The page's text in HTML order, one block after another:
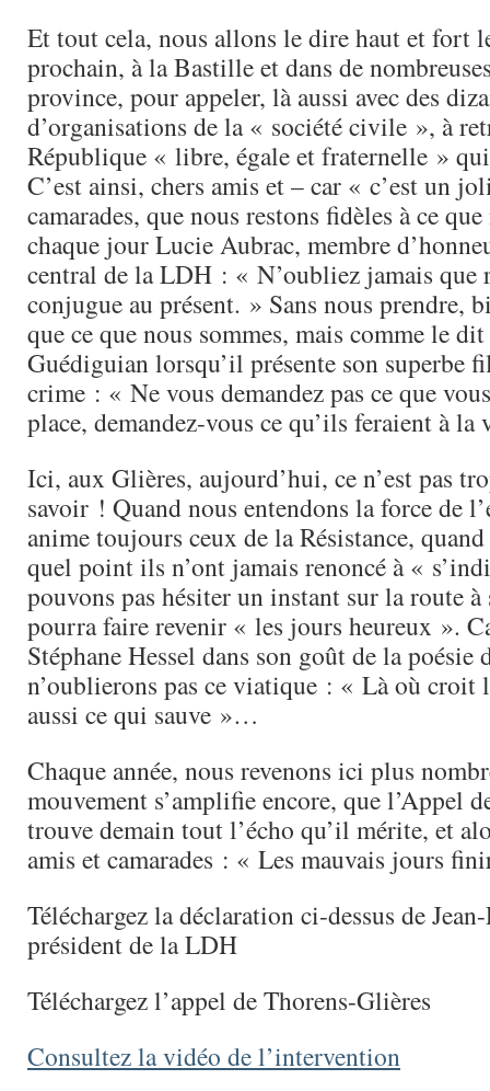
Et tout cela, nous allons le dire haut et fort
prochain, à la Bastille et dans de
province, pour appeler, là aussi avec des
d’organisations de la « société civile », à
République « libre, égale et fraternelle »
C’est ainsi, chers amis et – car « c’est un
camarades, que nous restons fidèles à ce
chaque jour Lucie Aubrac, membre
central de la LDH : « N’oubliez jamais que
conjugue au présent. » Sans nous prendre,
que ce que nous sommes, mais comme le
Guédiguian lorsqu’il présente son superbe
crime : « Ne vous demandez pas ce que
place, demandez-vous ce qu’ils feraient à la
Ici, aux Glières, aujourd’hui, ce n’est pas
savoir ! Quand nous entendons la force de
anime toujours ceux de la Résistance,
quel point ils n’ont jamais renoncé à «
pouvons pas hésiter un instant sur la route
pourra faire revenir « les jours heureux ».
Stéphane Hessel dans son goût de la
n’oublierons pas ce viatique : « Là où croit
aussi ce qui sauve »…
Chaque année, nous revenons ici plus
mouvement s’amplifie encore, que l’Appel
trouve demain tout l’écho qu’il mérite, et
amis et camarades : « Les mauvais jours
Téléchargez la déclaration ci-dessus de
président de la LDH
Téléchargez l’appel de Thorens-Glières
Consultez la vidéo de l’intervention